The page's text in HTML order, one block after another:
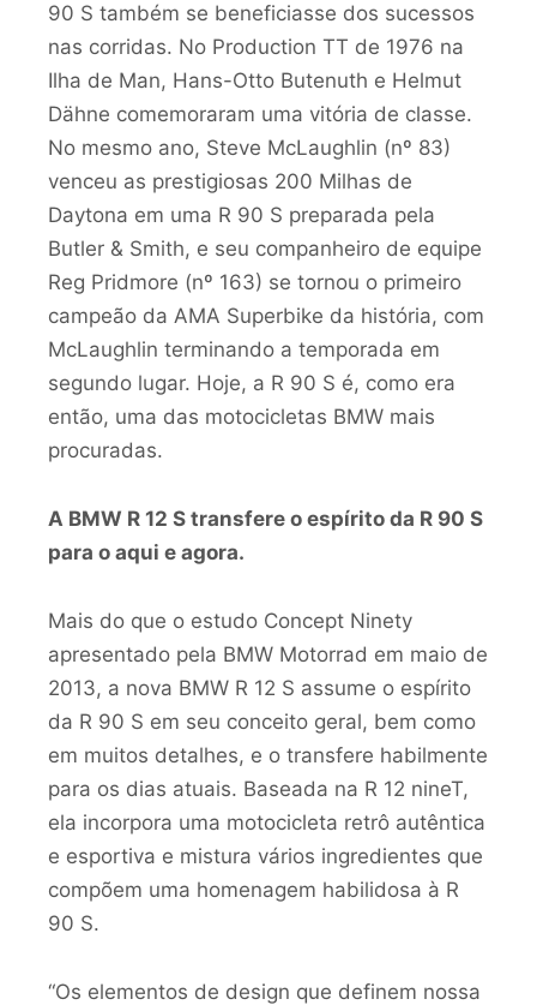
90 S também se beneficiasse dos sucessos
nas corridas. No Production TT de 1976 na
Ilha de Man, Hans-Otto Butenuth e Helmut
Dähne comemoraram uma vitória de classe.
No mesmo ano, Steve McLaughlin (nº 83)
venceu as prestigiosas 200 Milhas de
Daytona em uma R 90 S preparada pela
Butler & Smith, e seu companheiro de equipe
Reg Pridmore (nº 163) se tornou o primeiro
campeão da AMA Superbike da história, com
McLaughlin terminando a temporada em
segundo lugar. Hoje, a R 90 S é, como era
então, uma das motocicletas BMW mais
procuradas.
A BMW R 12 S transfere o espírito da R 90 S
para o aqui e agora.
Mais do que o estudo Concept Ninety
apresentado pela BMW Motorrad em maio de
2013, a nova BMW R 12 S assume o espírito
da R 90 S em seu conceito geral, bem como
em muitos detalhes, e o transfere habilmente
para os dias atuais. Baseada na R 12 nineT,
ela incorpora uma motocicleta retrô autêntica
e esportiva e mistura vários ingredientes que
compõem uma homenagem habilidosa à R
90 S.
“Os elementos de design que definem nossa